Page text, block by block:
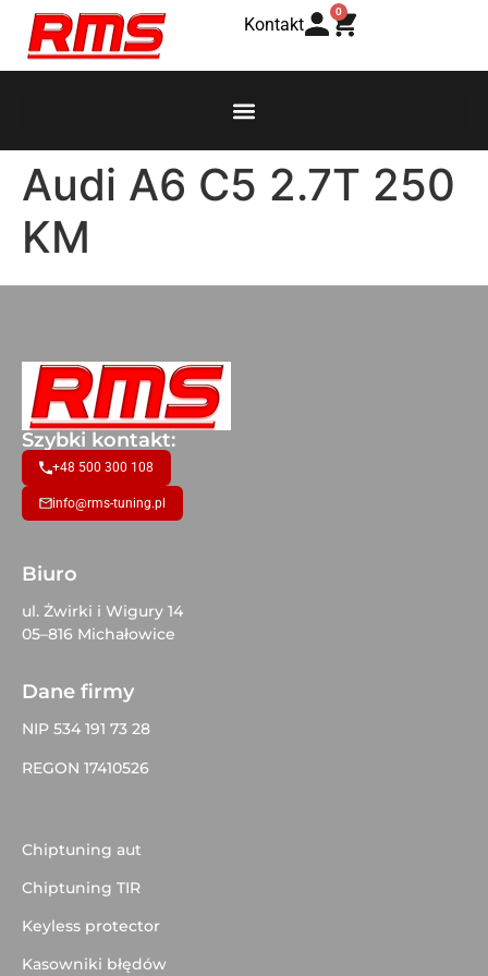
Kontakt
0
Audi A6 C5 2.7T 250
KM
Szybki kontakt:
+48 500 300 108
info@rms-tuning.pl
Biuro
ul. Żwirki i Wigury 14
05–816 Michałowice
Dane firmy
NIP 534 191 73 28
REGON 17410526
Chiptuning aut
Chiptuning TIR
Keyless protector
Kasowniki błędów